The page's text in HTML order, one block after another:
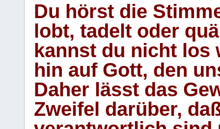
Du hörst die
lobt, tadelt oder
kannst du nicht los
hin auf Gott, den
Daher lässt das
Zweifel darüber,